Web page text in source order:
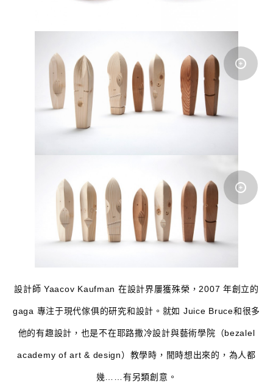
設計師 Yaacov Kaufman 在設計界屢獲殊榮，2007 年創立的
gaga 專注于現代傢俱的研究和設計。就如 Juice Bruce和很多
他的有趣設計，也是不在耶路撒冷設計與藝術學院（bezalel
academy of art & design）教學時，閒時想出來的，為人都
幾……有另類創意。